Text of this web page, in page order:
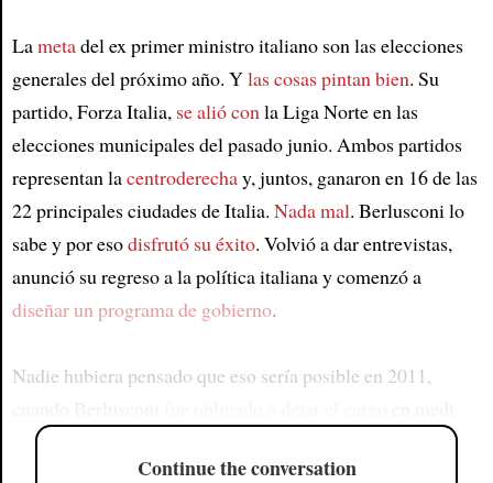
Article
Lametadel ex primer ministro italiano son las elecciones
generales del próximo año. Ylas cosas pintan bien. Su
partido, Forza Italia, se alió conla Liga Norte en las
elecciones municipales del pasado junio. Ambos partidos
representan lacentroderechay, juntos, ganaron en 16 de las
22 principales ciudades de Italia. Nada mal. Berlusconi lo
sabe y por esodisfrutó su éxito. Volvió a dar entrevistas,
anunció su regreso a la política italiana y comenzó a
diseñar un programa de gobierno.
Nadie hubiera pensado que eso sería posible en 2011,
Continue the conversation